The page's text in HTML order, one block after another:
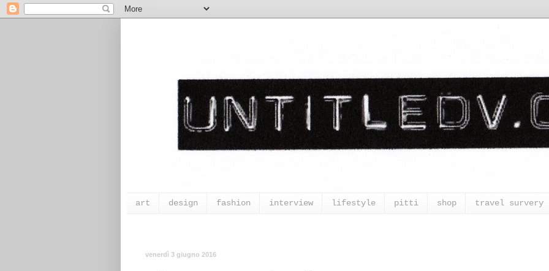
art design fashion interview lifestyle pitti shop travel survery
venerdì 3 giugno 2016